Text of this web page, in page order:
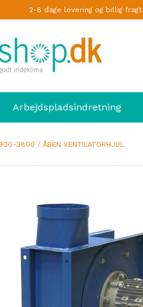
2-8 dage levering og billig fragt
Arbejdspladsindretning
3800 / ÅBEN VENTILATORHJUL